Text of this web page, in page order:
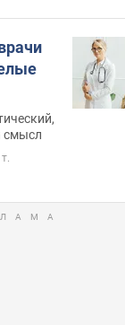
смысл